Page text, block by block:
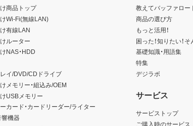
商品トップ
Wi-Fi(無線LAN)
有線LAN
ルーター
NAS・HDD
イ/DVD/CDドライブ
メモリー・組込み/OEM
USBメモリー
カード・カードリーダー/ライター
機器
教えてバッファロー
商品の選び方
もっと活用！
困った！知りたい！
基礎知識・用語集
特集
デジラボ
サービス
サービストップ
ご購入時のサービス